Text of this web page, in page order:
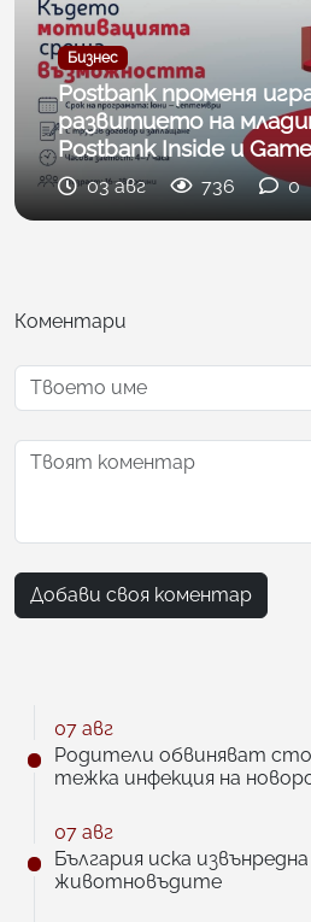
Бизнес
Postbank променя
развитието на
Postbank Inside и
03 авг 736 0
Коментари
Добави своя коментар
07 авг
Родители обвиняват
тежка инфекция на
07 авг
България иска
животновъдите